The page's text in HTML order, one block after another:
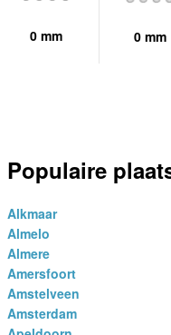
0 mm 0 mm
Populaire
Alkmaar
Almelo
Almere
Amersfoort
Amstelveen
Amsterdam